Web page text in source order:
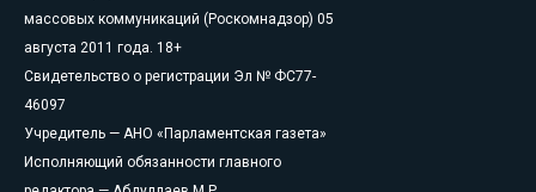
массовых коммуникаций (Роскомнадзор) 05
августа 2011 года. 18+
Свидетельство о регистрации Эл № ФС77-
46097
Учредитель — АНО «Парламентская газета»
Исполняющий обязанности главного